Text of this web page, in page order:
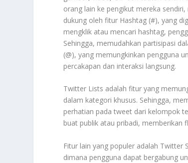
orang lain ke pengikut mereka
dukung oleh fitur Hashtag (#), yang
mengklik atau mencari hashtag,
Sehingga, memudahkan partisipasi
(@), yang memungkinkan pengguna
percakapan dan interaksi langsung.
Twitter Lists adalah fitur yang
dalam kategori khusus. Sehingga,
perhatian pada tweet dari kelompok
buat publik atau pribadi, memberikan
Fitur lain yang populer adalah Twitter
dimana pengguna dapat bergabung